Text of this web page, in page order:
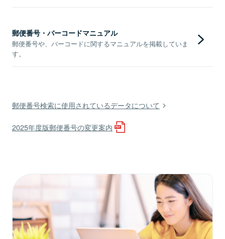
郵便番号・バーコードマニュアル
郵便番号や、バーコードに関するマニュアルを掲載していま
す。
郵便番号検索に使用されているデータについて
2025年度版郵便番号の変更案内